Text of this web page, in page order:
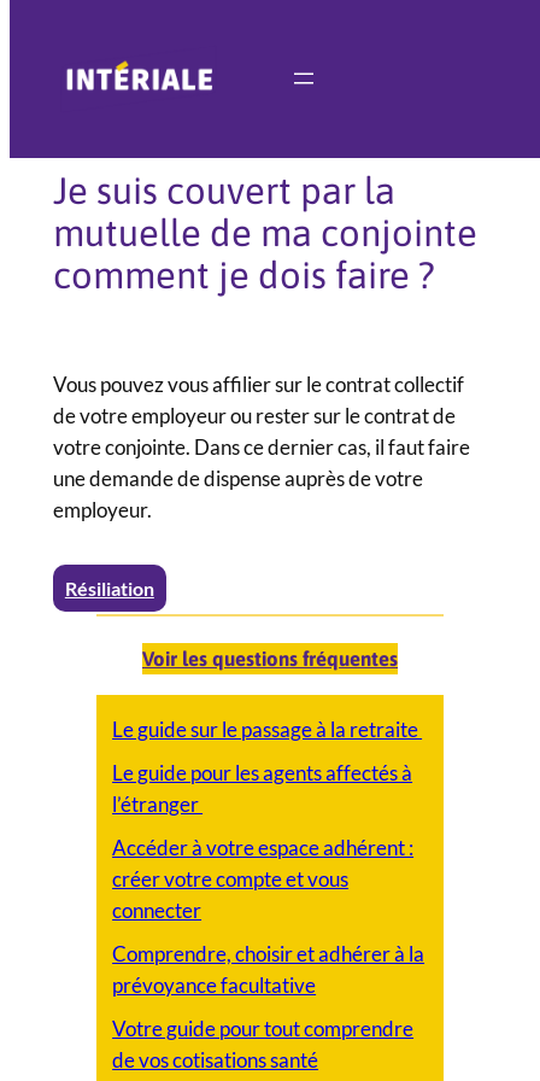
contenuJe suis couvert par la
mutuelle de ma conjointe
comment je dois faire ?
Vous pouvez vous affilier sur le contrat collectif
de votre employeur ou rester sur le contrat de
votre conjointe. Dans ce dernier cas, il faut faire
une demande de dispense auprès de votre
employeur.
Résiliation
Voir les questions fréquentes
Le guide sur le passage à la retraite
Le guide pour les agents affectés à
l’étranger
Accéder à votre espace adhérent :
créer votre compte et vous
connecter
Comprendre, choisir et adhérer à la
prévoyance facultative
Votre guide pour tout comprendre
de vos cotisations santé